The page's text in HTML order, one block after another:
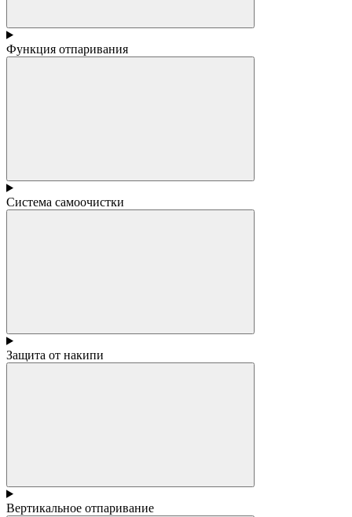
Функция отпаривания
Система самоочистки
Защита от накипи
Вертикальное отпаривание